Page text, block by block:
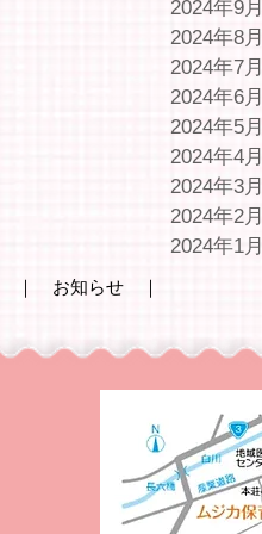
2024年9月
2024年8月
2024年7月
2024年6月
2024年5月
2024年4月
2024年3月
2024年2月
2024年1月
｜ お知らせ ｜